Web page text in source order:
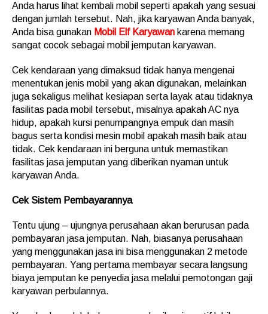
Anda harus lihat kembali mobil seperti apakah yang sesuai
dengan jumlah tersebut. Nah, jika karyawan Anda banyak,
Anda bisa gunakan Mobil Elf Karyawan karena memang
sangat cocok sebagai mobil jemputan karyawan.
Cek kendaraan yang dimaksud tidak hanya mengenai
menentukan jenis mobil yang akan digunakan, melainkan
juga sekaligus melihat kesiapan serta layak atau tidaknya
fasilitas pada mobil tersebut, misalnya apakah AC nya
hidup, apakah kursi penumpangnya empuk dan masih
bagus serta kondisi mesin mobil apakah masih baik atau
tidak. Cek kendaraan ini berguna untuk memastikan
fasilitas jasa jemputan yang diberikan nyaman untuk
karyawan Anda.
Cek Sistem Pembayarannya
Tentu ujung – ujungnya perusahaan akan berurusan pada
pembayaran jasa jemputan. Nah, biasanya perusahaan
yang menggunakan jasa ini bisa menggunakan 2 metode
pembayaran. Yang pertama membayar secara langsung
biaya jemputan ke penyedia jasa melalui pemotongan gaji
karyawan perbulannya.